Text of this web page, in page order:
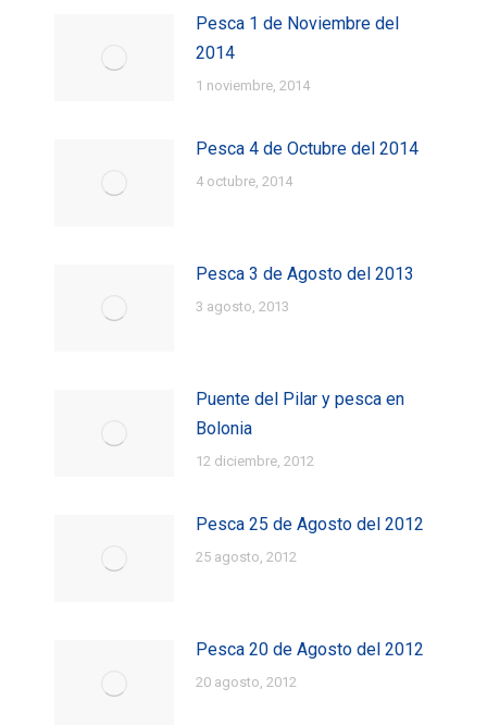
Pesca 1 de Noviembre del
2014
1 noviembre, 2014
Pesca 4 de Octubre del 2014
4 octubre, 2014
Pesca 3 de Agosto del 2013
3 agosto, 2013
Puente del Pilar y pesca en
Bolonia
12 diciembre, 2012
Pesca 25 de Agosto del 2012
25 agosto, 2012
Pesca 20 de Agosto del 2012
20 agosto, 2012